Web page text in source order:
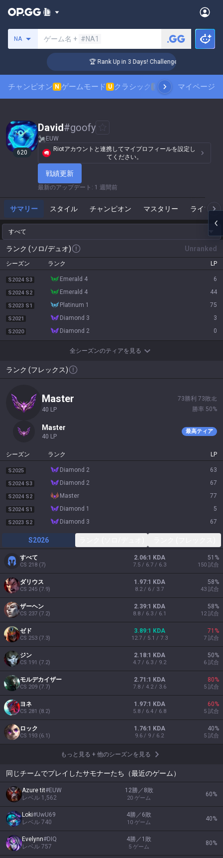
NA ゲーム名 + #NA1
🏆 Rank Up in 3 Days! Challenger Coaching
チャンピオン N ゲームモード U クラシック N スキンランキング
マイページ
620
David#goofy
EUW
Riotアカウントと連携してマイプロフィールを設定し
てください。
戦績更新
最新のアップデート : 1 週間前
サマリー スタイル チャンピオン マスタリー ライブゲ
すべて
ランク (ソロ/デュオ) Unranked
シーズン ランク LP
S2024 S3 emerald 4 6
S2024 S2 emerald 4 44
S2023 S1 platinum 1 75
S2021 diamond 3 3
S2020 diamond 2 0
全シーズンのティアを見る
ランク (フレックス)
master
40 LP
73 勝利 73 敗北
勝率 50%
master
40 LP
最高ティア
シーズン ランク LP
S2025 diamond 2 63
S2024 S3 diamond 2 67
S2024 S2 master 77
S2024 S1 diamond 1 5
S2023 S2 diamond 3 67
S2026
すべて
CS 218 (7)
2.06:1 KDA
7.5 / 6.7 / 6.3
51 %
150 試合
ダリウス
CS 245 (7.9)
1.97:1 KDA
8.2 / 6 / 3.7
58%
43 試合
ザーヘン
CS 237 (7.2)
2.39:1 KDA
8.8 / 6.3 / 6.1
58%
12 試合
ゼド
CS 253 (7.3)
3.89:1 KDA
12.7 / 5.1 / 7.3
71 %
7 試合
ジン
CS 191 (7.2)
2.18:1 KDA
4.7 / 6.3 / 9.2
50%
6 試合
モルデカイザー
CS 209 (7.7)
2.71:1 KDA
7.8 / 4.2 / 3.6
80%
5 試合
ヨネ
CS 281 (8.2)
1.97:1 KDA
5.8 / 6.4 / 6.8
60%
5 試合
ロック
CS 193 (6.1)
1.76:1 KDA
9.6 / 9 / 6.2
40%
5 試合
もっと見る + 他のシーズンを見る
同じチームでプレイしたサモナーたち（最近のゲーム）
Azure tit#EUW
レベル 1,562
12勝／8敗
20 ゲーム
60%
Loki#UwU69
レベル 740
4勝／6敗
10 ゲーム
40%
Evelynn#DIQ
レベル 757
4勝／1敗
5 ゲーム
80%